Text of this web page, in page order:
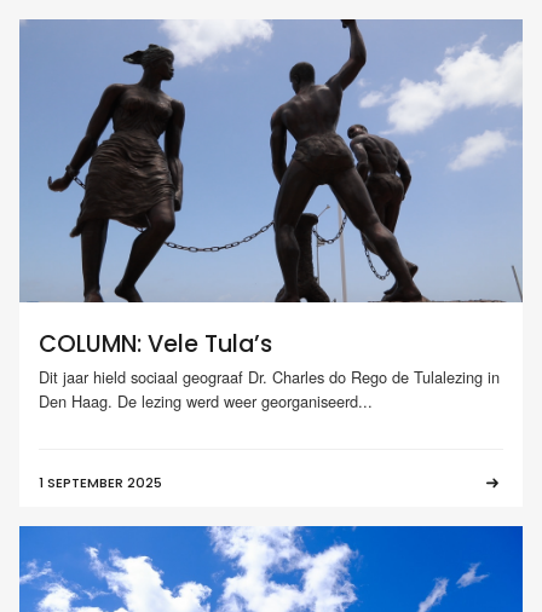
COLUMN: Vele Tula’s
Dit jaar hield sociaal geograaf Dr. Charles do Rego de Tulalezing in
Den Haag. De lezing werd weer georganiseerd...
1 SEPTEMBER 2025